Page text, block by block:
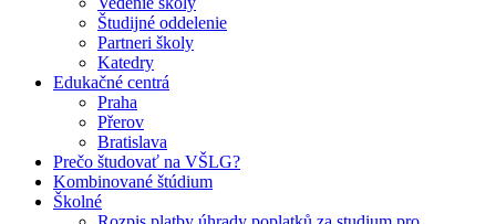
Študijné oddelenie
Partneri školy
Katedry
Edukačné centrá
Praha
Přerov
Bratislava
Prečo študovať na VŠLG?
Kombinované štúdium
Školné